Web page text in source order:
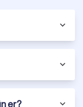
er?